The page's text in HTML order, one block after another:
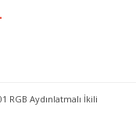
RGB Aydınlatmalı İkili